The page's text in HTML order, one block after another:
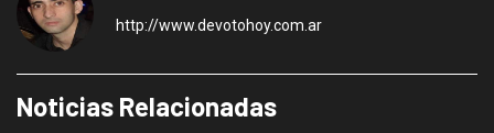
http://www.devotohoy.com.ar
Noticias Relacionadas